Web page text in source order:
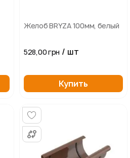
Желоб BRYZA 100мм, белый
528,00 грн / шт
Купить